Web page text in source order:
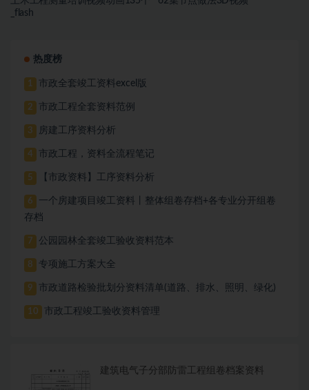
_flash
热度榜
1 市政全套竣工资料excel版
2 市政工程全套资料范例
3 房建工序资料分析
4 市政工程，资料全流程笔记
5 【市政资料】工序资料分析
6
一个房建项目竣工资料丨整体组卷存档+各专业分开组卷
存档
7 公园园林全套竣工验收资料范本
8 专项施工方案大全
9 市政道路检验批划分资料清单(道路、排水、照明、绿化)
10 市政工程竣工验收资料管理
建筑电气子分部防雷工程组卷档案资料